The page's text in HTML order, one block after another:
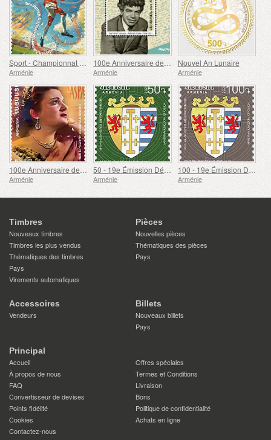
Sport - Championnat d'Europe de football, Euro
Arménie
100e Anniversaire de Paruyr Sevak
Arménie
Nouvel An Lunaire
Arménie
100e Anniversaire de Gohar Gasparyan
Arménie
50 - 19e Émission Définitive, Armoiries Arméniennes
Arménie
100 - 19e Émission Définitive, Armoiries Arméniennes
Arménie
Timbres
Nouveaux timbres
Timbres les plus vendus
Thématiques des timbres
Pays
Virements automatiques
Pièces
Nouvelles pièces
Thématiques des pièces
Pays
Accessoires
Vendeurs
Billets
Nouveaux billets
Pays
Principal
Accueil
Offres spéciales
À propos de nous
Termes et Conditions
FAQ
Livraison
Convertisseur de devises
Bons
Points fidélité
Politique de confidentialité
Cookies
Achats en ligne
Contactez-nous